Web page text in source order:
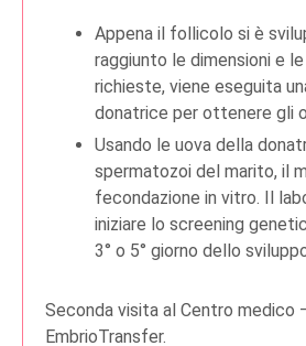
Appena il follicolo si è
raggiunto le dimensioni e
richieste, viene eseguita
donatrice per ottenere gli
Usando le uova della
spermatozoi del marito, il
fecondazione in vitro. Il
iniziare lo screening
3° o 5° giorno dello
Seconda visita al Centro medico
EmbrioTransfer.